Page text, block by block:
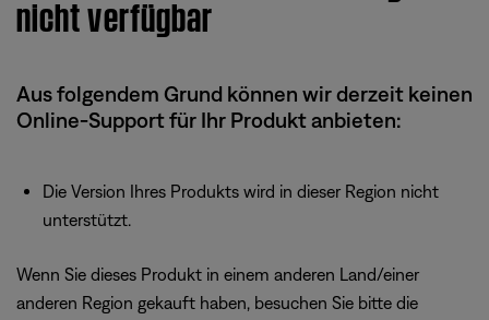
nicht verfügbar
Aus folgendem Grund können wir derzeit keinen
Online-Support für Ihr Produkt anbieten:
Die Version Ihres Produkts wird in dieser Region nicht
unterstützt.
Wenn Sie dieses Produkt in einem anderen Land/einer
anderen Region gekauft haben, besuchen Sie bitte die